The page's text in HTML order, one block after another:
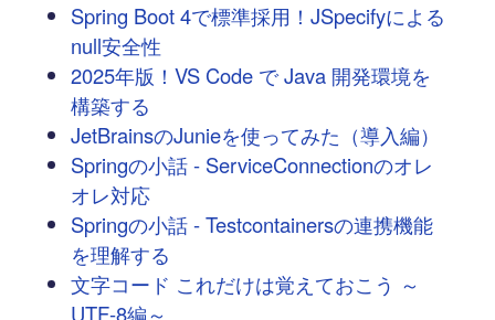
Spring Boot 4で標準採用！JSpecifyによる
null安全性
2025年版！VS Code で Java 開発環境を
構築する
JetBrainsのJunieを使ってみた（導入編）
Springの小話 - ServiceConnectionのオレ
オレ対応
Springの小話 - Testcontainersの連携機能
を理解する
文字コード これだけは覚えておこう ～
UTF-8編～